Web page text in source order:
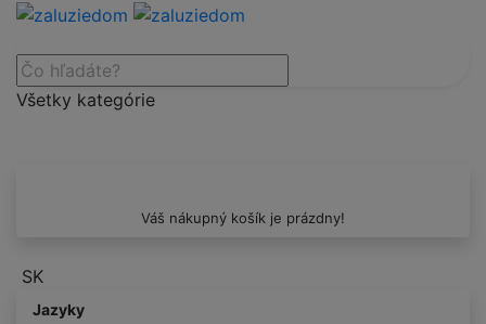
Všetky kategórie
Váš nákupný košík je prázdny!
SK
Jazyky